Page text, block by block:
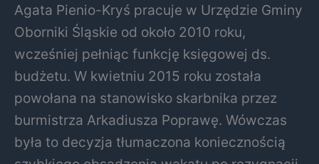
Agata Pienio-Kryś pracuje w Urzędzie Gminy
Oborniki Śląskie od około 2010 roku,
wcześniej pełniąc funkcję księgowej ds.
budżetu. W kwietniu 2015 roku została
powołana na stanowisko skarbnika przez
burmistrza Arkadiusza Poprawę. Wówczas
była to decyzja tłumaczona koniecznością